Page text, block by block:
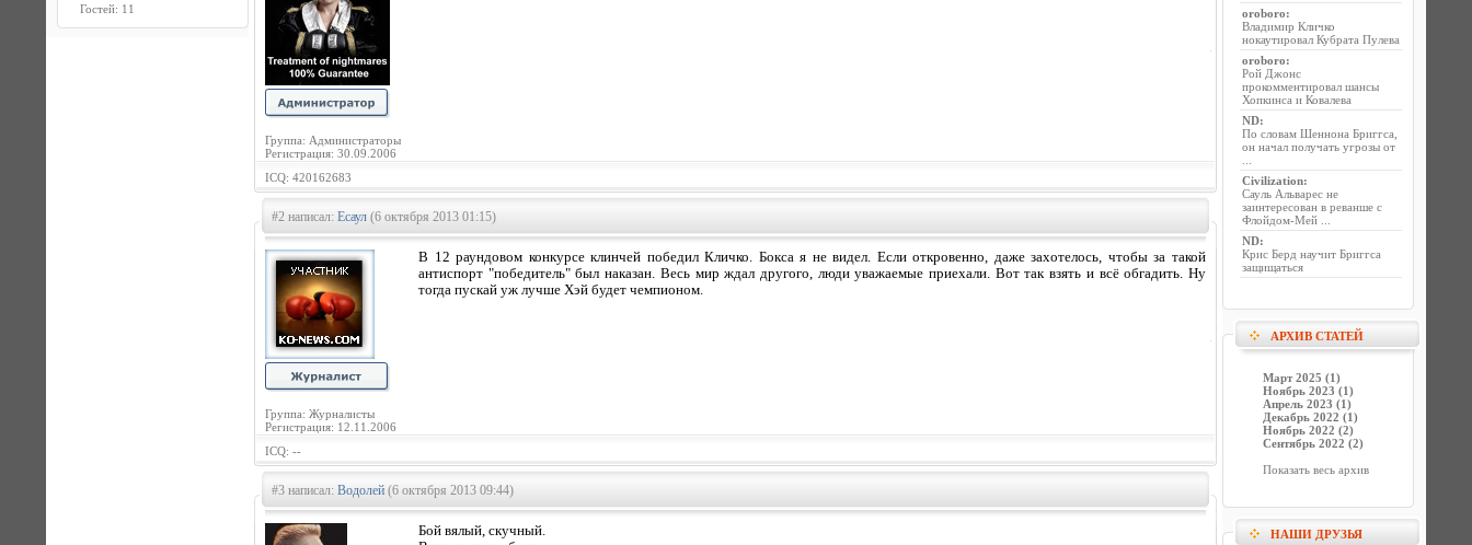
Гостей: 11
Группа: Администраторы
Регистрация: 30.09.2006
ICQ: 420162683
#2 написал: Есаул (6 октября 2013 01:15)
Группа: Журналисты
Регистрация: 12.11.2006
В 12 раундовом конкурсе клинчей победил Кличко. Бокса я не видел. Если откровенно, даже захотелось, чтобы за такой
антиспорт "победитель" был наказан. Весь мир ждал другого, люди уважаемые приехали. Вот так взять и всё обгадить. Ну
тогда пускай уж лучше Хэй будет чемпионом.
ICQ: --
#3 написал: Водолей (6 октября 2013 09:44)
Бой вялый, скучный.
oroboro:
Владимир Кличко
нокаутировал Кубрата Пулева
oroboro:
Рой Джонс
прокомментировал шансы
Хопкинса и Ковалева
ND:
По словам Шеннона Бриггса,
он начал получать угрозы от
Civilization:
Сауль Альварес не
заинтересован в реванше с
Флойдом-Мей ...
ND:
Крис Берд научит Бриггса
защищаться
АРХИВ СТАТЕЙ
Март 2025 (1)
Ноябрь 2023 (1)
Апрель 2023 (1)
Декабрь 2022 (1)
Ноябрь 2022 (2)
Сентябрь 2022 (2)
Показать весь архив
НАШИ ДРУЗЬЯ